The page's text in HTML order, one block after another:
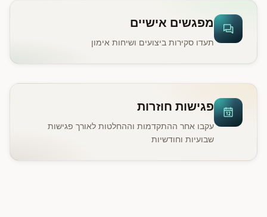
מפגשים אישיים
תעדו סקירות ביצועים ושיחות אימון
פגישות חוזרות
עקבו אחר ההתקדמות וההחלטות לאורך פגישות
שבועיות וחודשיות